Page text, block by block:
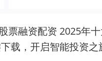
股票融资配资 2025年
载，开启智能投资之